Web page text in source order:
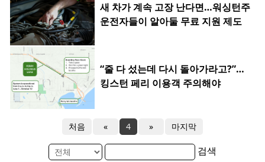
새 차가 계속 고장 난다면…워싱턴주
운전자들이 알아둘 무료 지원 제도
“줄 다 섰는데 다시 돌아가라고?”…
킹스턴 페리 이용객 주의해야
처음 « 4 » 마지막
검색